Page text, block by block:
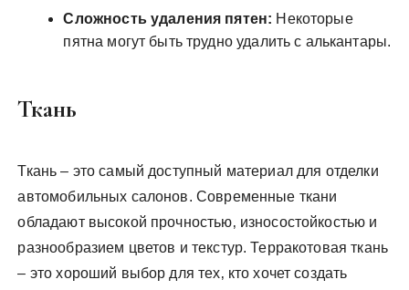
Сложность удаления пятен: Некоторые
пятна могут быть трудно удалить с алькантары.
Ткань
Ткань – это самый доступный материал для отделки
автомобильных салонов. Современные ткани
обладают высокой прочностью‚ износостойкостью и
разнообразием цветов и текстур. Терракотовая ткань
– это хороший выбор для тех‚ кто хочет создать